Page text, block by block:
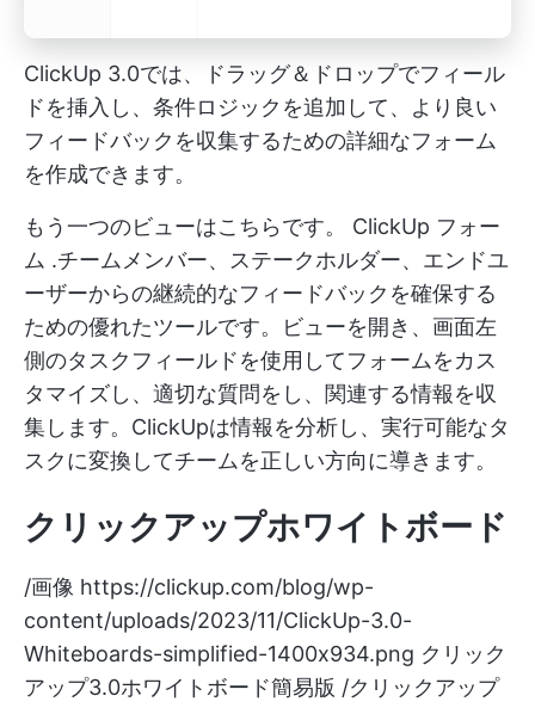
ClickUp 3.0では、ドラッグ＆ドロップでフィール
ドを挿入し、条件ロジックを追加して、より良い
フィードバックを収集するための詳細なフォーム
を作成できます。
もう一つのビューはこちらです。 ClickUp フォー
ム .チームメンバー、ステークホルダー、エンドユ
ーザーからの継続的なフィードバックを確保する
ための優れたツールです。ビューを開き、画面左
側のタスクフィールドを使用してフォームをカス
タマイズし、適切な質問をし、関連する情報を収
集します。ClickUpは情報を分析し、実行可能なタ
スクに変換してチームを正しい方向に導きます。
クリックアップホワイトボード
/画像 https://clickup.com/blog/wp-
content/uploads/2023/11/ClickUp-3.0-
Whiteboards-simplified-1400x934.png クリック
アップ3.0ホワイトボード簡易版 /クリックアップ